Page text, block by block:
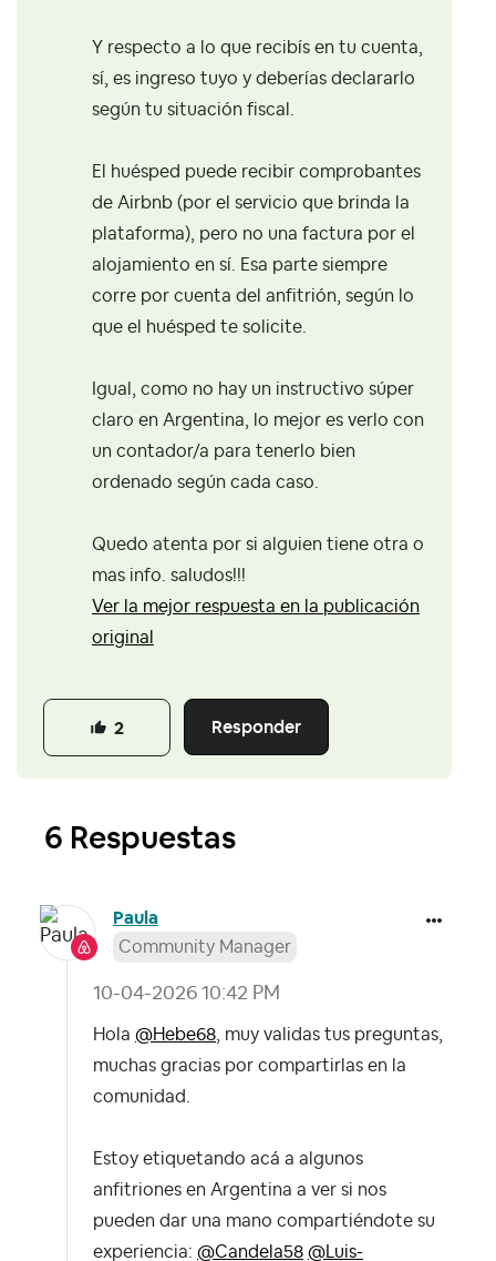
Y respecto a lo que recibís en tu cuenta,
sí, es ingreso tuyo y deberías declararlo
según tu situación fiscal.
El huésped puede recibir comprobantes
de Airbnb (por el servicio que brinda la
plataforma), pero no una factura por el
alojamiento en sí. Esa parte siempre
corre por cuenta del anfitrión, según lo
que el huésped te solicite.
Igual, como no hay un instructivo súper
claro en Argentina, lo mejor es verlo con
un contador/a para tenerlo bien
ordenado según cada caso.
Quedo atenta por si alguien tiene otra o
mas info. saludos!!!
Ver la mejor respuesta en la publicación
original
Responder
2
6 Respuestas
Paula
Community Manager
‎10-04-2026 10:42 PM
Hola @Hebe68 , muy validas tus preguntas,
muchas gracias por compartirlas en la
comunidad.
Estoy etiquetando acá a algunos
anfitriones en Argentina a ver si nos
pueden dar una mano compartiéndote su
experiencia: @Candela58 @Luis-